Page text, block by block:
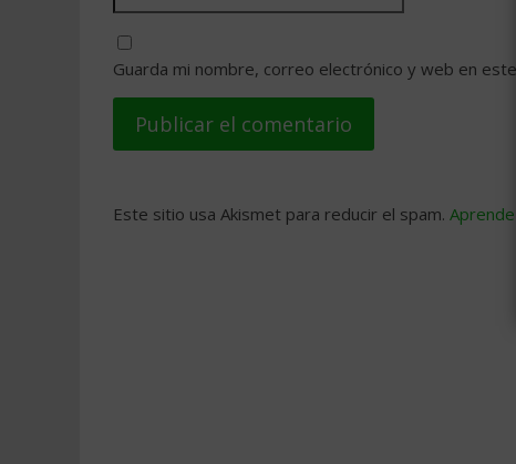
Guarda mi nombre, correo electrónico y web en
Este sitio usa Akismet para reducir el spam.